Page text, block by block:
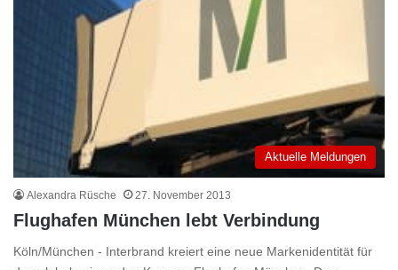
Aktuelle Meldungen
Alexandra Rüsche 27. November 2013
Flughafen München lebt Verbindung
Köln/München - Interbrand kreiert eine neue Markenidentität für